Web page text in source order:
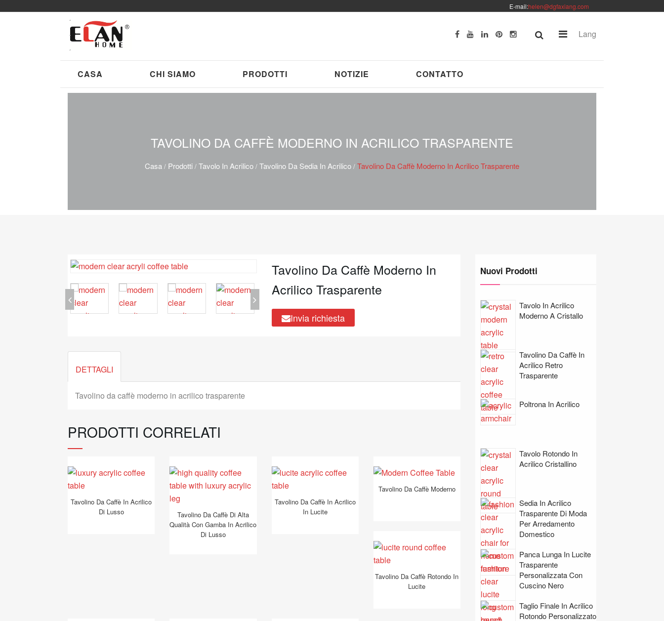
E-mail:helen@dgfaxiang.com
Lang
CASA CHI SIAMO PRODOTTI NOTIZIE CONTATTO
TAVOLINO DA CAFFÈ MODERNO IN ACRILICO TRASPARENTE
Casa / Prodotti / Tavolo In Acrilico / Tavolino Da Sedia In Acrilico / Tavolino Da Caffè Moderno In Acrilico Trasparente
Tavolino Da Caffè Moderno In
Acrilico Trasparente
Invia richiesta
DETTAGLI
Tavolino da caffè moderno in acrilico trasparente
PRODOTTI CORRELATI
Tavolino Da Caffè In Acrilico
Di Lusso
Tavolino Da Caffè Di Alta
Qualità Con Gamba In Acrilico
Di Lusso
Tavolino Da Caffè In Acrilico
In Lucite
Tavolino Da Caffè Moderno
Tavolino Da Caffè Rotondo In
Lucite
Nuovi Prodotti
Tavolo In Acrilico
Moderno A Cristallo
Tavolino Da Caffè In
Acrilico Retro
Trasparente
Poltrona In Acrilico
Tavolo Rotondo In
Acrilico Cristallino
Sedia In Acrilico
Trasparente Di Moda
Per Arredamento
Domestico
Panca Lunga In Lucite
Trasparente
Personalizzata Con
Cuscino Nero
Taglio Finale In Acrilico
Rotondo Personalizzato